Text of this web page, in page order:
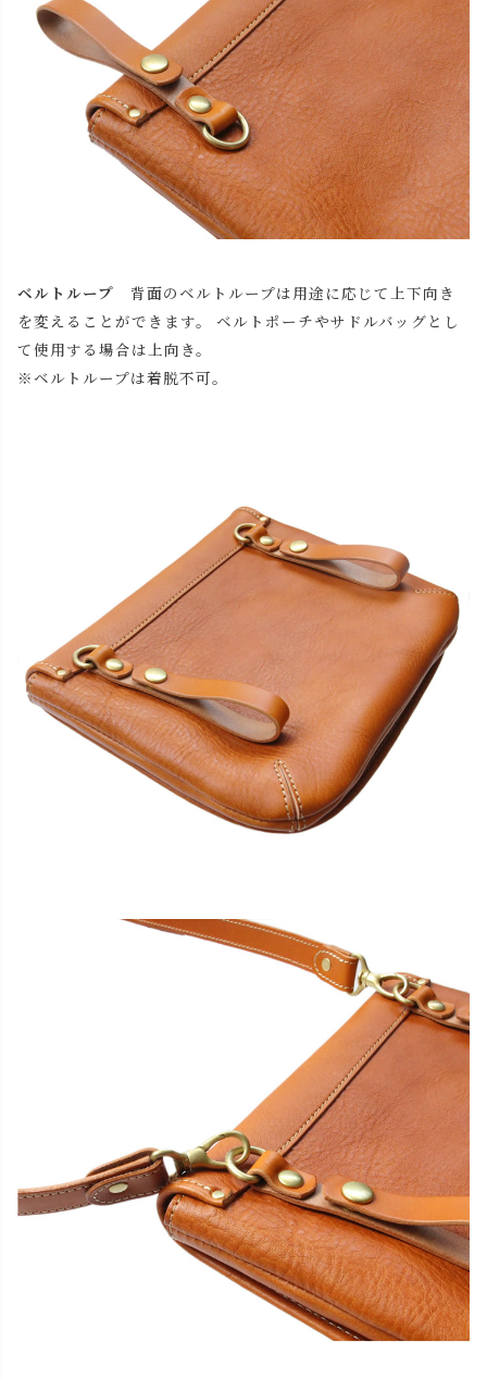
ベルトループ 背面のベルトループは用途に応じて上下向き
を変えることができます。 ベルトポーチやサドルバッグとし
て使用する場合は上向き。
※ベルトループは着脱不可。